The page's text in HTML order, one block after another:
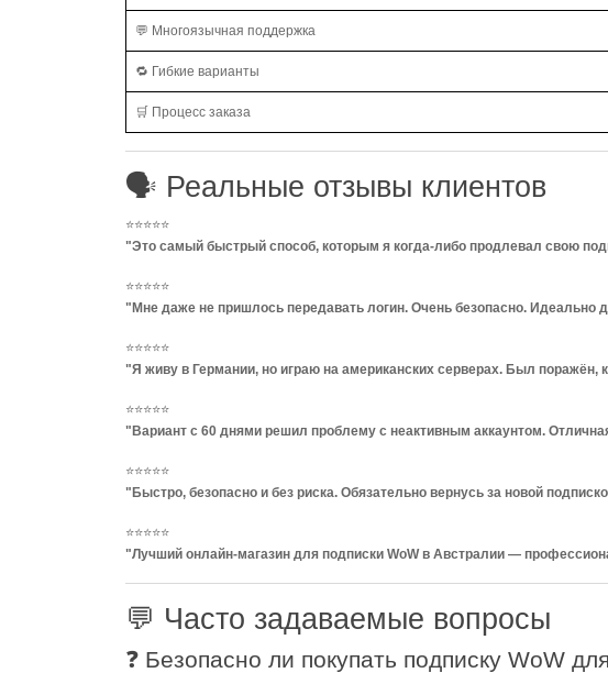
💬 Многоязычная поддержка
🔁 Гибкие варианты
🛒 Процесс заказа
🗣️ Реальные отзывы клиентов
⭐⭐⭐⭐⭐
"Это самый быстрый способ, которым я когда-либо продлевал свою
⭐⭐⭐⭐⭐
"Мне даже не пришлось передавать логин. Очень безопасно. Идеально
⭐⭐⭐⭐⭐
"Я живу в Германии, но играю на американских серверах. Был поражён,
⭐⭐⭐⭐⭐
"Вариант с 60 днями решил проблему с неактивным аккаунтом.
⭐⭐⭐⭐⭐
"Быстро, безопасно и без риска. Обязательно вернусь за новой
⭐⭐⭐⭐⭐
"Лучший онлайн-магазин для подписки WoW в Австралии —
💬 Часто задаваемые вопросы
❓ Безопасно ли покупать подписку WoW